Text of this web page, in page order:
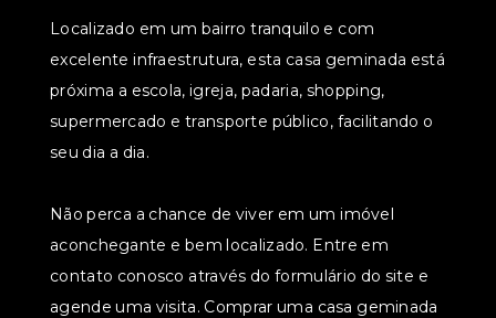
Localizado em um bairro tranquilo e com
excelente infraestrutura, esta casa geminada está
próxima a escola, igreja, padaria, shopping,
supermercado e transporte público, facilitando o
seu dia a dia.
Não perca a chance de viver em um imóvel
aconchegante e bem localizado. Entre em
contato conosco através do formulário do site e
agende uma visita. Comprar uma casa geminada